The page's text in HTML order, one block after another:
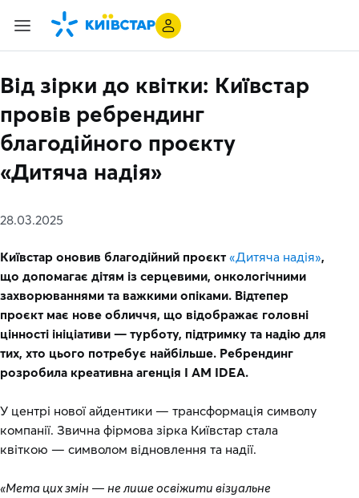
Від зірки до квітки: Київстар
провів ребрендинг
благодійного проєкту
«Дитяча надія»
28.03.2025
Київстар оновив благодійний проєкт «Дитяча надія»,
що допомагає дітям із серцевими, онкологічними
захворюваннями та важкими опіками. Відтепер
проєкт має нове обличчя, що відображає головні
цінності ініціативи — турботу, підтримку та надію для
тих, хто цього потребує найбільше. Ребрендинг
розробила креативна агенція I AM IDEA.
У центрі нової айдентики — трансформація символу
компанії. Звична фірмова зірка Київстар стала
квіткою — символом відновлення та надії.
«Мета цих змін — не лише освіжити візуальне